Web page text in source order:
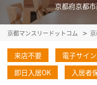
京都府京都
京都マンスリードットコム
来店不要 電子サイ
即日入居OK
入居者